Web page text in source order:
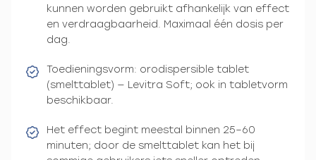
kunnen worden gebruikt afhankelijk van effect
en verdraagbaarheid. Maximaal één dosis per
dag.
Toedieningsvorm: orodispersible tablet
(smelttablet) — Levitra Soft; ook in tabletvorm
beschikbaar.
Het effect begint meestal binnen 25–60
minuten; door de smelttablet kan het bij